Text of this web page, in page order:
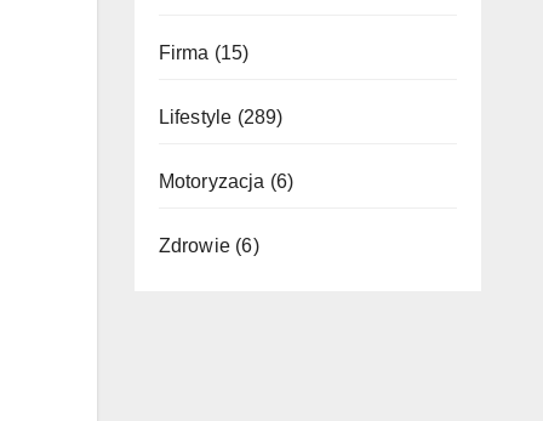
Firma (15)
Lifestyle (289)
Motoryzacja (6)
Zdrowie(6)